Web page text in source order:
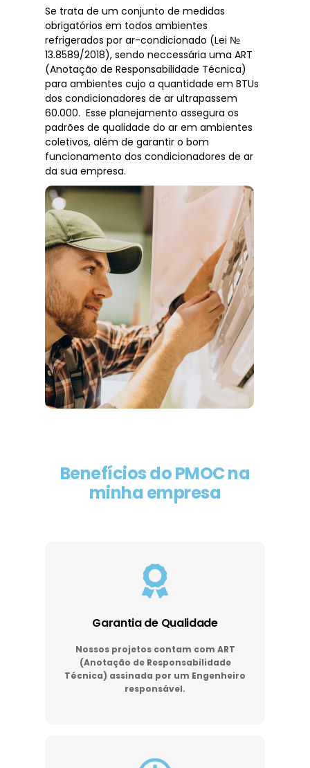
Se trata de um conjunto de medidas
obrigatórios em todos ambientes
refrigerados por ar-condicionado (Lei №
13.8589/2018), sendo neccessária uma ART
(Anotação de Responsabilidade Técnica)
para ambientes cujo a quantidade em BTUs
dos condicionadores de ar ultrapassem
60.000. Esse planejamento assegura os
padrões de qualidade do ar em ambientes
coletivos, além de garantir o bom
funcionamento dos condicionadores de ar
da sua empresa.
Benefícios do PMOC na
minha empresa
Garantia de Qualidade
Nossos projetos contam com ART
(Anotação de Responsabilidade
Técnica) assinada por um Engenheiro
responsável.